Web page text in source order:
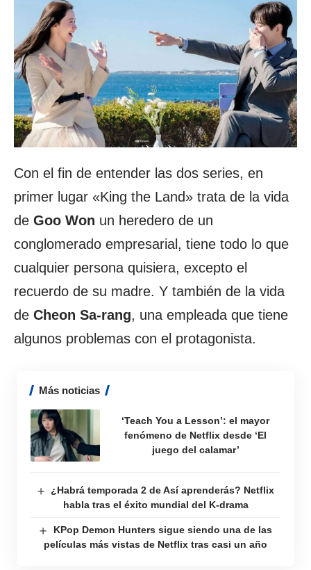
Con el fin de entender las dos series, en
primer lugar «King the Land» trata de la vida
de Goo Won un heredero de un
conglomerado empresarial, tiene todo lo que
cualquier persona quisiera, excepto el
recuerdo de su madre. Y también de la vida
de Cheon Sa-rang, una empleada que tiene
algunos problemas con el protagonista.
Más noticias
‘Teach You a Lesson’: el mayor
fenómeno de Netflix desde ‘El
juego del calamar’
¿Habrá temporada 2 de Así aprenderás? Netflix
habla tras el éxito mundial del K-drama
KPop Demon Hunters sigue siendo una de las
películas más vistas de Netflix tras casi un año